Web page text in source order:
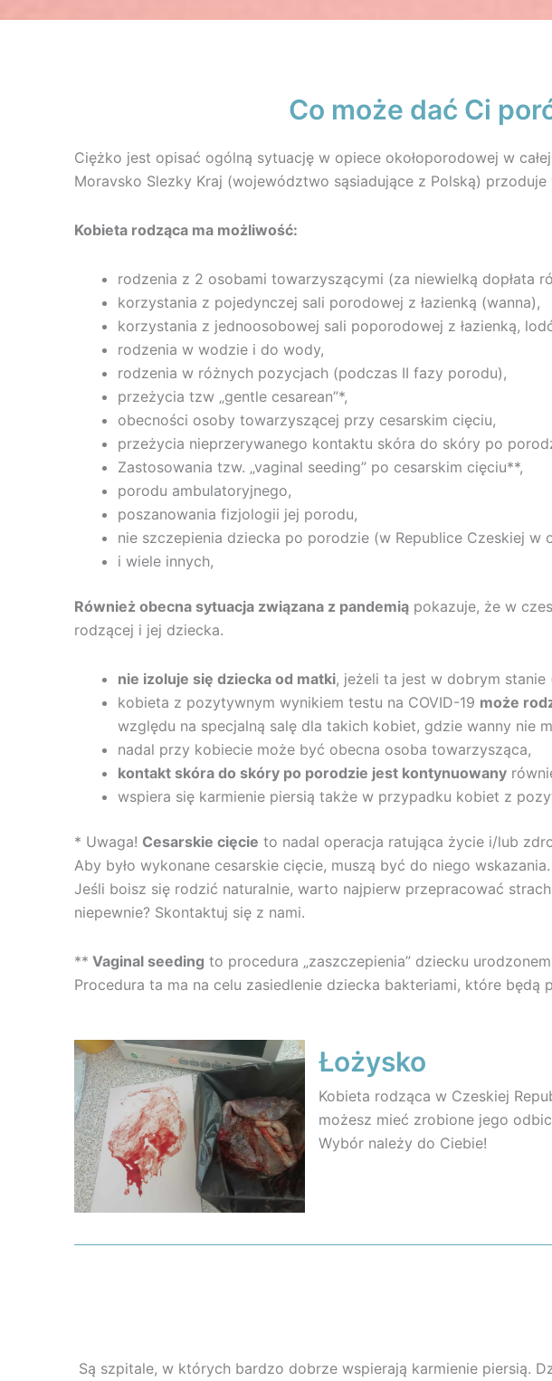
Co może dać Ci
Ciężko jest opisać ogólną sytuację w opiece okołoporodowej w
Moravsko Slezky Kraj (województwo sąsiadujące z Polską)
Kobieta rodząca ma możliwość:
rodzenia z 2 osobami towarzyszącymi (za niewielką dopłata
korzystania z pojedynczej sali porodowej z łazienką (wanna),
korzystania z jednoosobowej sali poporodowej z łazienką,
rodzenia w wodzie i do wody,
rodzenia w różnych pozycjach (podczas II fazy porodu),
przeżycia tzw „gentle cesarean”*,
obecności osoby towarzyszącej przy cesarskim cięciu,
przeżycia nieprzerywanego kontaktu skóra do skóry po
Zastosowania tzw. „vaginal seeding” po cesarskim cięciu**,
porodu ambulatoryjnego,
poszanowania fizjologii jej porodu,
nie szczepienia dziecka po porodzie (w Republice Czeskiej
i wiele innych,
Również obecna sytuacja związana z pandemią pokazuje, że w
rodzącej i jej dziecka.
nie izoluje się dziecka od matki, jeżeli ta jest w dobrym
kobieta z pozytywnym wynikiem testu na COVID-19 może
względu na specjalną salę dla takich kobiet, gdzie wanny nie
nadal przy kobiecie może być obecna osoba towarzysząca,
kontakt skóra do skóry po porodzie jest kontynuowany
wspiera się karmienie piersią także w przypadku kobiet z
* Uwaga! Cesarskie cięcie to nadal operacja ratująca życie i/lub
Aby było wykonane cesarskie cięcie, muszą być do niego
Jeśli boisz się rodzić naturalnie, warto najpierw przepracować
niepewnie? Skontaktuj się z nami.
** Vaginal seeding to procedura „zaszczepienia” dziecku
Procedura ta ma na celu zasiedlenie dziecka bakteriami, które będą
Łożysko
Kobieta rodząca w Czeskiej
możesz mieć zrobione jego
Wybór należy do Ciebie!
Są szpitale, w których bardzo dobrze wspierają karmienie piersią.